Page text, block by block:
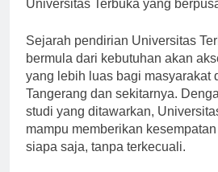
Universitas Terbuka yang
Sejarah pendirian Universitas
bermula dari kebutuhan akan
yang lebih luas bagi masyarakat
Tangerang dan sekitarnya.
studi yang ditawarkan,
mampu memberikan
siapa saja, tanpa terkecuali.